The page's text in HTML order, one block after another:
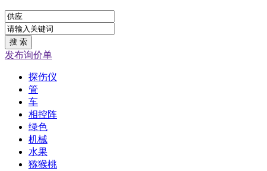
发布询价单
探伤仪
管
车
相控阵
绿色
机械
水果
猕猴桃